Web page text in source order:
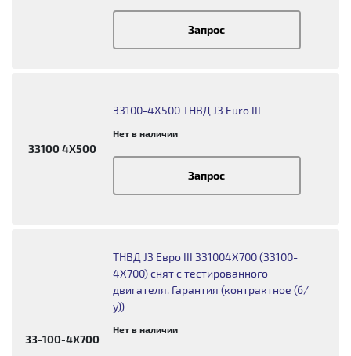
Запрос
33100 4X500
33100-4X500 ТНВД J3 Euro III
Нет в наличии
Запрос
33-100-4X700
ТНВД J3 Евро III 331004X700 (33100-
4X700) снят с тестированного
двигателя. Гарантия (контрактное (б/
у))
Нет в наличии